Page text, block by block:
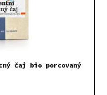
čaj bio porcovaný